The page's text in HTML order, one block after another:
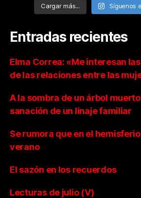
Cargar más... Síguenos
Entradas recientes
Elma Correa: «Me interesan
de las relaciones entre las
A la sombra de un árbol
sanación de un linaje familiar
Se rumora que en el
verano
El sazón en los recuerdos
Lecturas de julio (V)